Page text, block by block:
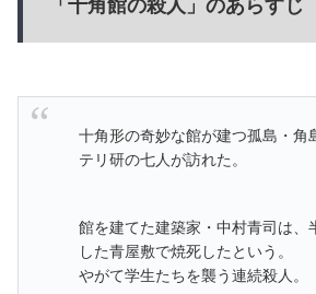
「十角館の殺人」のあらすじ
十角形の奇妙な館が建つ孤島・角
テリ研の七人が訪れた。
館を建てた建築家・中村青司は、
した青屋敷で焼死したという。
やがて学生たちを襲う連続殺人。